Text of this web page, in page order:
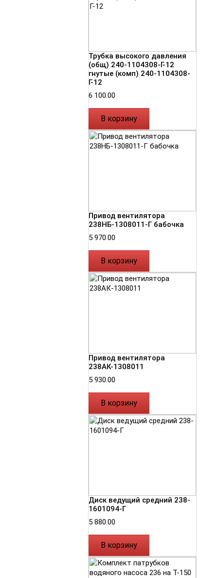
Трубка высокого давления
(общ) 240-1104308-Г-12
гнутые (комп) 240-1104308-
Г-12
6 100.00
В корзину
Привод вентилятора
238НБ-1308011-Г бабочка
5 970.00
В корзину
Привод вентилятора
238АК-1308011
5 930.00
В корзину
Диск ведущий средний 238-
1601094-Г
5 880.00
В корзину